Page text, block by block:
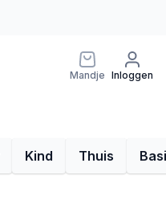
Mandje Inloggen
Kind Thuis